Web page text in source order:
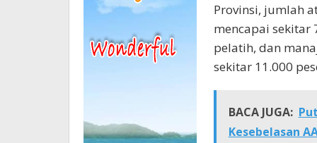
Provinsi, jumlah
mencapai sekitar
pelatih, dan
sekitar 11.000
BACA JUGA:
Kesebelasan